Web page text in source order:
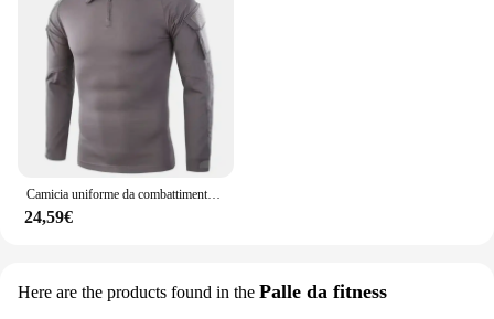
Camicia uniforme da combattimento Camouflage US Asian Taglia S-3XL Cargo Sport Top Airsoft Paintball T-shirt tattiche Escursionismo
24,59€
Here are the products found in the Palle da fitness